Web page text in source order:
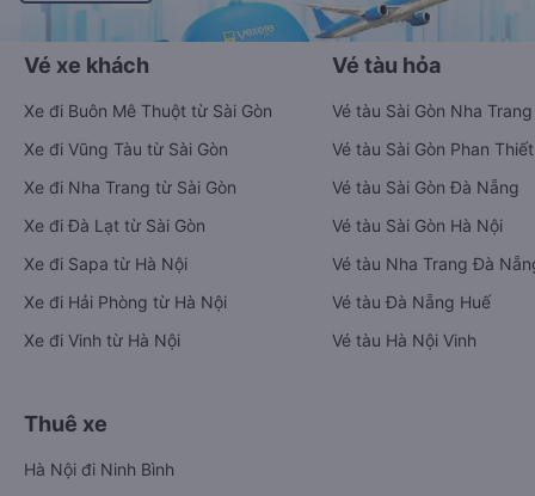
Vé xe khách
Xe đi Buôn Mê Thuột từ Sài Gòn
Xe đi Vũng Tàu từ Sài Gòn
Xe đi Nha Trang từ Sài Gòn
Xe đi Đà Lạt từ Sài Gòn
Xe đi Sapa từ Hà Nội
Xe đi Hải Phòng từ Hà Nội
Xe đi Vinh từ Hà Nội
Vé tàu hỏa
Vé tàu Sài Gòn Nha Trang
Vé tàu Sài Gòn Phan Thiết
Vé tàu Sài Gòn Đà Nẵng
Vé tàu Sài Gòn Hà Nội
Vé tàu Nha Trang Đà
Vé tàu Đà Nẵng Huế
Vé tàu Hà Nội Vinh
Thuê xe
Hà Nội đi Ninh Bình